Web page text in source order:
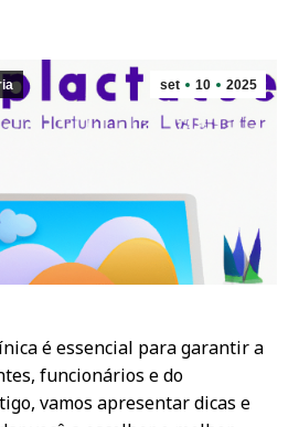
set 10 2025
é essencial para garantir a
funcionários e do
vamos apresentar dicas e